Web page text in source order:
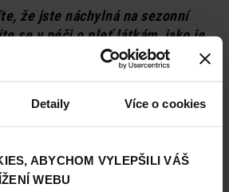
Detaily Více o cookies
ABYCHOM VYLEPŠILI VÁŠ
WEBU
že jste náchylná na sezonní
se v péči o pleť látkám, jako je
olej. Obě tyto látky totiž
na světlo, a tím pádem i
k eliminaci pih v obličeji.
alfa-arbutin, kyselina mléčná